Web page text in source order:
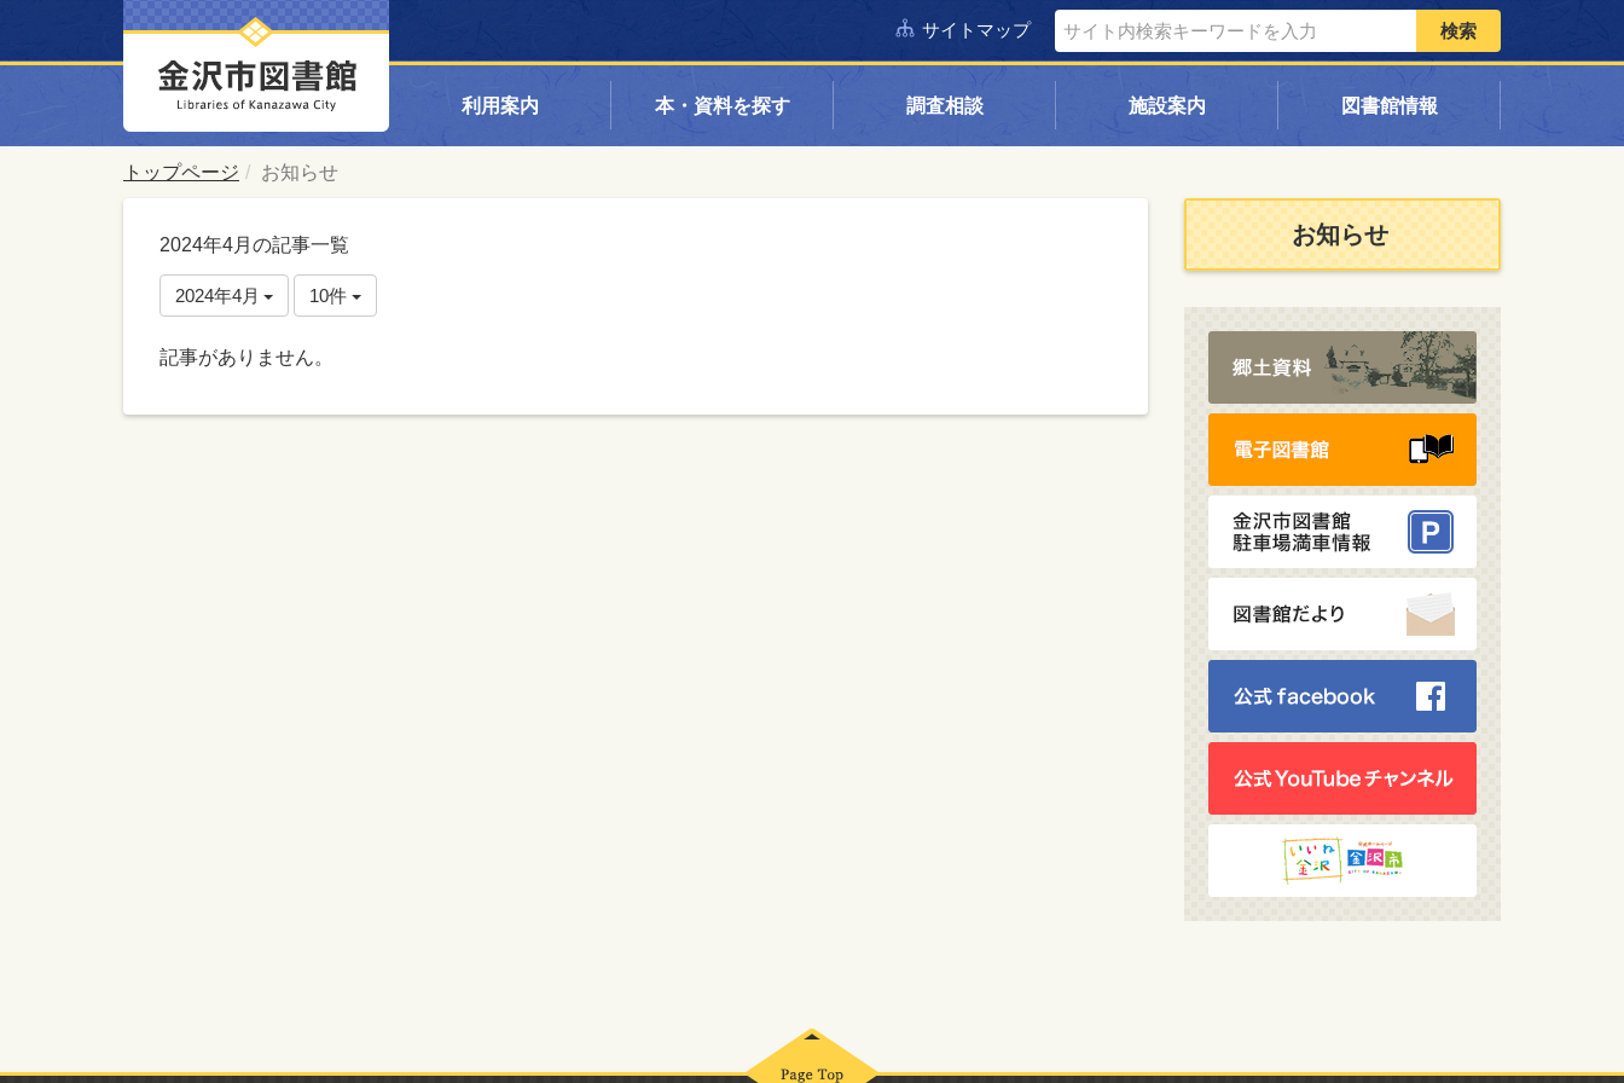
サイトマップ 検索
利用案内 本・資料を探す 調査相談 施設案内 図書館情報
トップページ お知らせ
2024年4月の記事一覧
2024年4月 10件
記事がありません。
お知らせ